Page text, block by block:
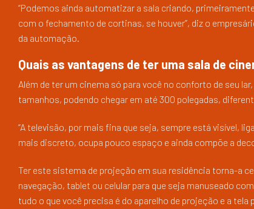
“Podemos ainda automatizar a sala criando,
com o fechamento de cortinas, se houver”, diz o
da automação.
Quais as vantagens de ter uma sala de
Além de ter um cinema só para você no conforto de seu
tamanhos, podendo chegar em até 300 polegadas,
“A televisão, por mais fina que seja, sempre está visível,
mais discreto, ocupa pouco espaço e ainda compõe a
Ter este sistema de projeção em sua residência torna-a
navegação, tablet ou celular para que seja manuseado
tudo o que você precisa é do aparelho de projeção e a tela